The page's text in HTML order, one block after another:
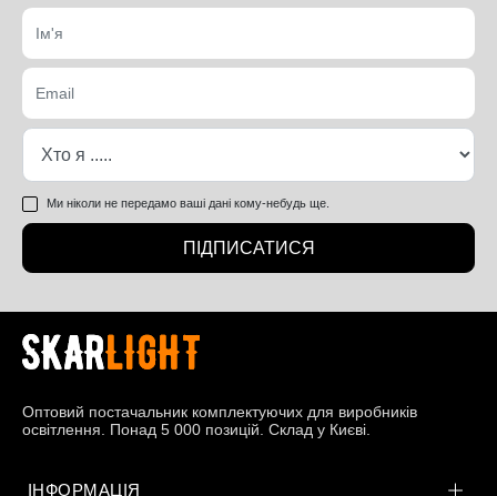
Ми ніколи не передамо ваші дані кому-небудь ще.
ПІДПИСАТИСЯ
Оптовий постачальник комплектуючих для виробників
освітлення. Понад 5 000 позицій. Склад у Києві.
ІНФОРМАЦІЯ